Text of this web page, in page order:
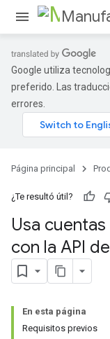
Google utiliza
preferido. Las
errores.
Página principal
¿Te resultó útil?
Usa
con la API
En esta página
Requisitos previos